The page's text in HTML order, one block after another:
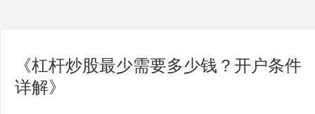
《杠杆炒股最少需要多少钱？开户条件
详解》